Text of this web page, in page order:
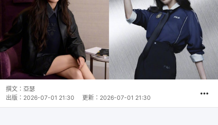
撰文： 亞瑟
出版： 2026-07-01 21:30 更新： 2026-07-01 21:30